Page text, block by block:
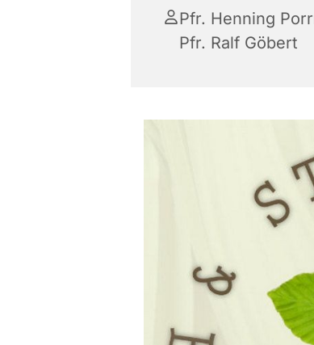
Pfr. Henning
Pfr. Ralf Göbert